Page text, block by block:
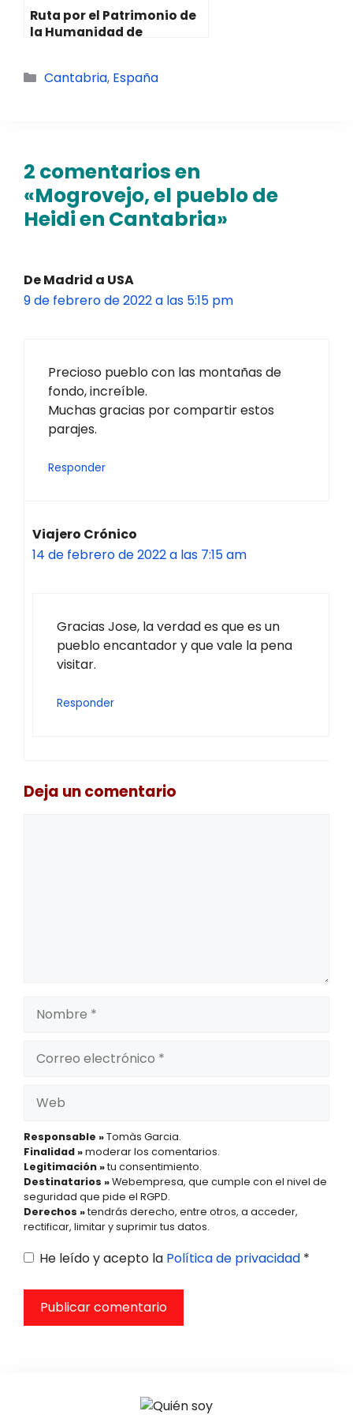
Ruta por el Patrimonio de
la Humanidad de
Categorías
Cantabria, España
2 comentarios en
«Mogrovejo, el pueblo de
Heidi en Cantabria»
De Madrid a USA
9 de febrero de 2022 a las 5:15 pm
Precioso pueblo con las montañas de
fondo, increíble.
Muchas gracias por compartir estos
parajes.
Responder
Viajero Crónico
14 de febrero de 2022 a las 7:15 am
Gracias Jose, la verdad es que es un
pueblo encantador y que vale la pena
visitar.
Responder
Deja un comentario
Nombre
electrónico
Responsable »Tomàs Garcia.
Finalidad »moderar los comentarios.
Legitimación »tu consentimiento.
Destinatarios »Webempresa, que cumple con el nivel de
seguridad que pide el RGPD.
Derechos »tendrás derecho, entre otros, a acceder,
rectificar, limitar y suprimir tus datos.
He leído y acepto la Política de privacidad *